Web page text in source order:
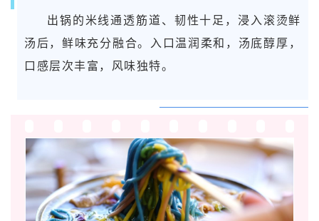
出锅的米线通透筋道、韧性十足，浸入滚烫鲜
汤后，鲜味充分融合。入口温润柔和，汤底醇厚，
口感层次丰富，风味独特。